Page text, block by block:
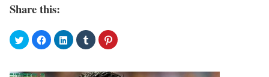
Share this: